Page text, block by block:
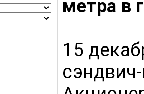
метра в
15